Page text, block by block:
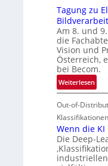
l
i
c
h
k
e
t
e
d
e
r
i
n
V
I
S
I
O
N
T
e
c
u
i
d
e
d
T
o
u
r
a
u
Tagung zu
Am 8. und
die
Vision und
Österreich,
bei Becom.
Weiterlesen:
T
a
g
u
n
g
z
Out-of-
Klassifikationen
Wenn die
Die Deep-